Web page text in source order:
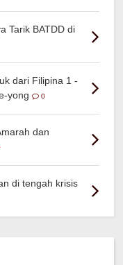
Tarik BATDD di
dari Filipina 1 -
yong
0
dan
di tengah krisis